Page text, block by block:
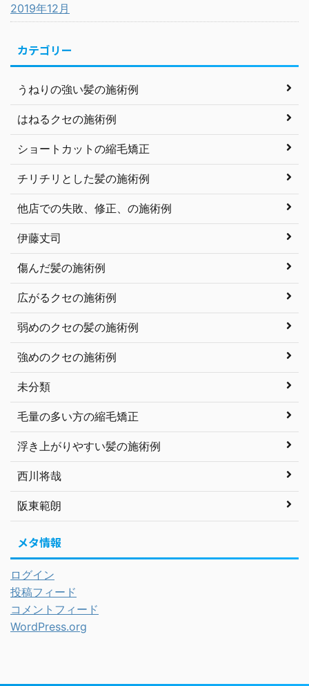
2019年12月
カテゴリー
うねりの強い髪の施術例
はねるクセの施術例
ショートカットの縮毛矯正
チリチリとした髪の施術例
他店での失敗、修正、の施術例
伊藤丈司
傷んだ髪の施術例
広がるクセの施術例
弱めのクセの髪の施術例
強めのクセの施術例
未分類
毛量の多い方の縮毛矯正
浮き上がりやすい髪の施術例
西川将哉
阪東範朗
メタ情報
ログイン
投稿フィード
コメントフィード
WordPress.org